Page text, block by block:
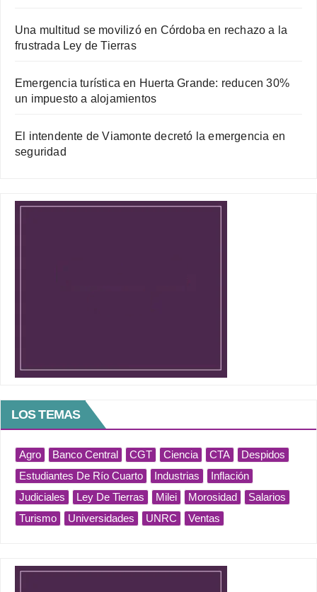
Una multitud se movilizó en Córdoba en rechazo a la
frustrada Ley de Tierras
Emergencia turística en Huerta Grande: reducen 30%
un impuesto a alojamientos
El intendente de Viamonte decretó la emergencia en
seguridad
LOS TEMAS
Agro Banco Central CGT Ciencia CTA
Despidos
Estudiantes De Río Cuarto
Industrias
Inflación
Judiciales
Ley De Tierras Milei Morosidad
Salarios
Turismo
Universidades UNRC Ventas